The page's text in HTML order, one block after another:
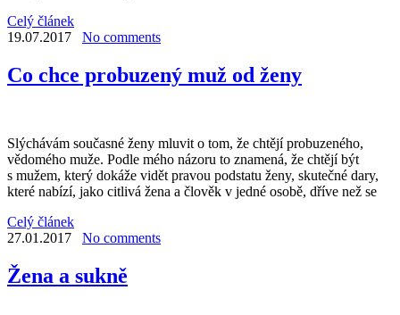
Celý článek
19.07.2017
No comments
Co chce probuzený muž od ženy
Slýchávám současné ženy mluvit o tom, že chtějí probuzeného,
vědomého muže. Podle mého názoru to znamená, že chtějí být
s mužem, který dokáže vidět pravou podstatu ženy, skutečné dary,
které nabízí, jako citlivá žena a člověk v jedné osobě, dříve než se
Celý článek
27.01.2017
No comments
Žena a sukně